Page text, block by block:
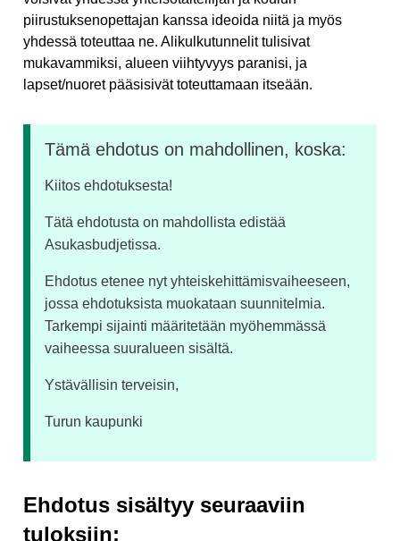
piirustuksenopettajan kanssa ideoida niitä ja myös
yhdessä toteuttaa ne. Alikulkutunnelit tulisivat
mukavammiksi, alueen viihtyvyys paranisi, ja
lapset/nuoret pääsisivät toteuttamaan itseään.
Tämä ehdotus on mahdollinen, koska:
Kiitos ehdotuksesta!
Tätä ehdotusta on mahdollista edistää
Asukasbudjetissa.
Ehdotus etenee nyt yhteiskehittämisvaiheeseen,
jossa ehdotuksista muokataan suunnitelmia.
Tarkempi sijainti määritetään myöhemmässä
vaiheessa suuralueen sisältä.
Ystävällisin terveisin,
Turun kaupunki
Ehdotus sisältyy seuraaviin
tuloksiin: